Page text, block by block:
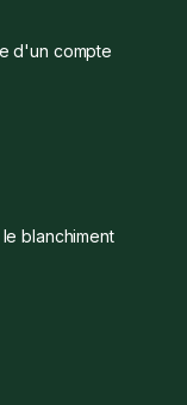
d'un compte
blanchiment